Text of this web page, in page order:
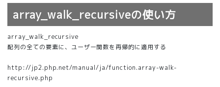
array_walk_recursiveの使い方
array_walk_recursive
配列の全ての要素に、ユーザー関数を再帰的に適用する
http://jp2.php.net/manual/ja/function.array-walk-
recursive.php